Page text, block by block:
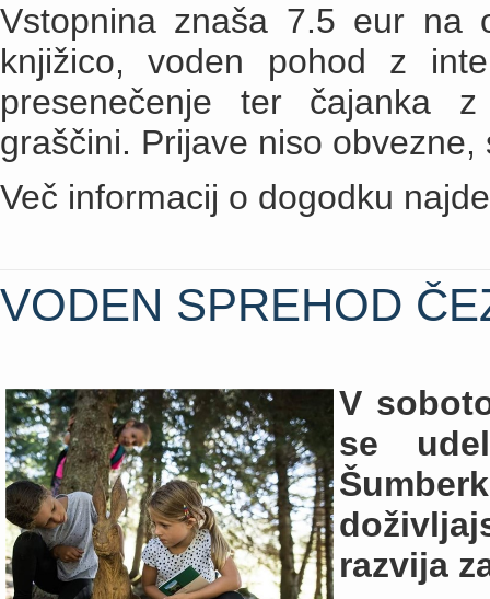
Vstopnina znaša 7.5 eur na
knjižico, voden pohod z
presenečenje ter čajanka
graščini. Prijave niso obvezne,
Več informacij o dogodku
VODEN SPREHOD
V
se
razvija